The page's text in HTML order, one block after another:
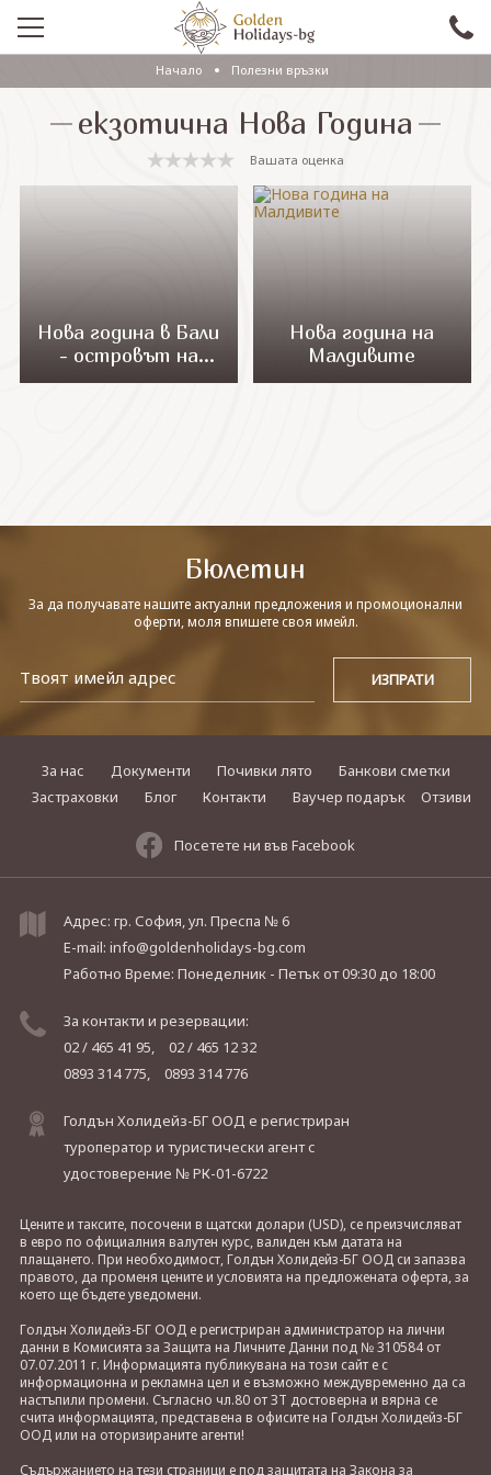
ПРОМО
EКСКУРЗИИ СЪС САМОЛЕТ
ЕКЗОТИКА
Начало Полезни връзки
екзотична Нова Година
Вашата оценка
Нова година в Бали
- островът на
Боговете
Нова година на
Малдивите
Бюлетин
За да получавате нашите актуални предложения и промоционални
оферти, моля впишете своя имейл.
За нас Документи Почивки лято
Банкови сметки
Застраховки
Блог Контакти Ваучер подарък Отзиви
Посетете ни във Facebook
Адрес: гр. София, ул. Преспа № 6
E-mail: info@goldenholidays-bg.com
Работно Време: Понеделник - Петъкот 09:30 до 18:00
За контакти и резервации:
02 / 465 41 95,
02 / 465 12 32
0893 314 775,
0893 314 776
Голдън Холидейз-БГ ООД е регистриран
туроператор и туристически агент с
удостоверение № РК-01-6722
Цените и таксите, посочени в щатски долари (USD), се преизчисляват
в евро по официалния валутен курс, валиден към датата на
плащането. При необходимост, Голдън Холидейз-БГ ООД си запазва
правото, да променя цените и условията на предложената оферта, за
което ще бъдете уведомени.
Голдън Холидейз-БГ ООД е регистриран администратор на лични
данни в Комисията за Защита на Личните Данни под № 310584 от
07.07.2011 г. Информацията публикувана на този сайт е с
информационна и рекламна цел и е възможно междувременно да са
настъпили промени. Съгласно чл.80 от ЗТ достоверна и вярна се
счита информацията, представена в офисите на Голдън Холидейз-БГ
ООД или на оторизираните агенти!
Съдържанието на тези страници е под защитата на Закона за